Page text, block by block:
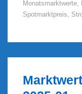
Update
Monatsmarktwerte,
Spotmarktpreis,